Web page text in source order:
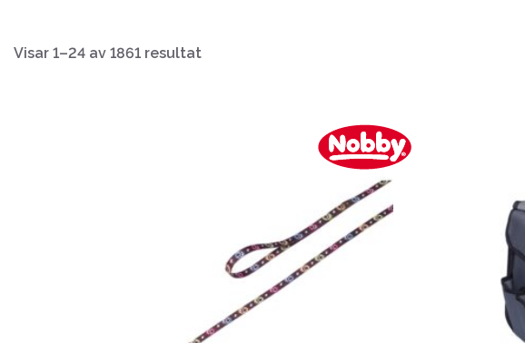
Visar 1–24 av 1861 resultat